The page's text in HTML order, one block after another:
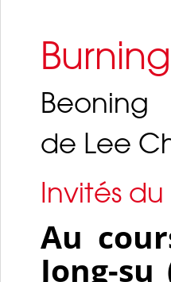
Burning
Beoning
de Lee
Invités
Au
Jong-su